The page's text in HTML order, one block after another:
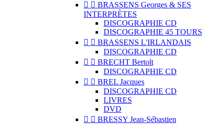
  BRASSENS Georges & SES
INTERPRÈTES
DISCOGRAPHIE CD
DISCOGRAPHIE 45 TOURS
  BRASSENS L'IRLANDAIS
DISCOGRAPHIE CD
  BRECHT Bertolt
DISCOGRAPHIE CD
  BREL Jacques
DISCOGRAPHIE CD
LIVRES
DVD
  BRESSY Jean-Sébastien